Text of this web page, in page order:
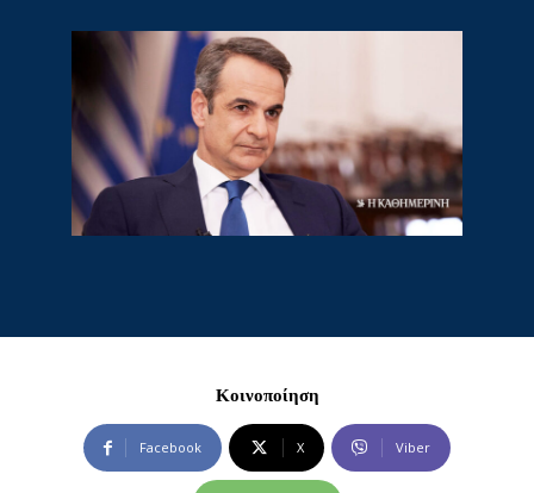
Κοινοποίηση
Facebook X Viber